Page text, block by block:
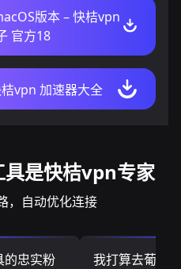
版本 – 快桔vpn
官方18
vpn 加速器大全
具是快桔vpn专家
，自动优化连接
的忠实粉
我打算去葡萄